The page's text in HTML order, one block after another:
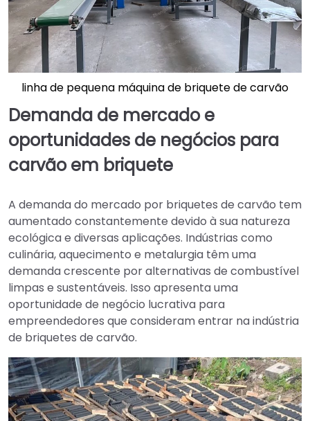
linha de pequena máquina de briquete de carvão
Demanda de mercado e
oportunidades de negócios para
carvão em briquete
A demanda do mercado por briquetes de carvão tem
aumentado constantemente devido à sua natureza
ecológica e diversas aplicações. Indústrias como
culinária, aquecimento e metalurgia têm uma
demanda crescente por alternativas de combustível
limpas e sustentáveis. Isso apresenta uma
oportunidade de negócio lucrativa para
empreendedores que consideram entrar na indústria
de briquetes de carvão.